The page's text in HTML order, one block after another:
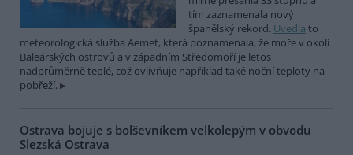
tím zaznamenala nový
španělský rekord. Uvedla to
meteorologická služba Aemet, která poznamenala, že moře v okolí
Baleárských ostrovů a v západním Středomoří je letos
nadprůměrně teplé, což ovlivňuje například také noční teploty na
pobřeží.
Ostrava bojuje s bolševníkem velkolepým v obvodu
Slezská Ostrava